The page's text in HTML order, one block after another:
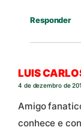
Responder
LUIS
4 de dezembro de
Amigo
conhece e